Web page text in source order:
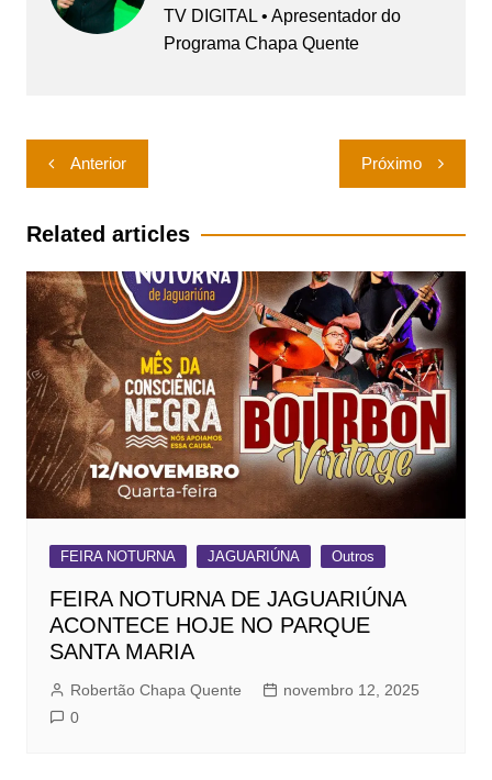
TV DIGITAL • Apresentador do
Programa Chapa Quente
Navegação
de
Post
Anterior Próximo
Related articles
FEIRA NOTURNA JAGUARIÚNA Outros
FEIRA NOTURNA DE JAGUARIÚNA
ACONTECE HOJE NO PARQUE
SANTA MARIA
Robertão Chapa Quente
novembro 12, 2025
0